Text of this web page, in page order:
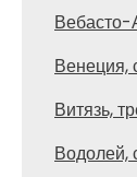
Вебасто-
Венеция,
Витязь,
Водолей,